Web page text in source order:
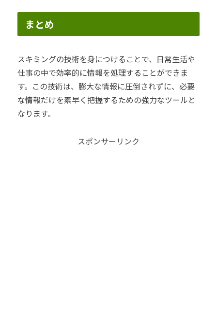
まとめ
スキミングの技術を身につけることで、日常生活や
仕事の中で効率的に情報を処理することができま
す。この技術は、膨大な情報に圧倒されずに、必要
な情報だけを素早く把握するための強力なツールと
なります。
スポンサーリンク